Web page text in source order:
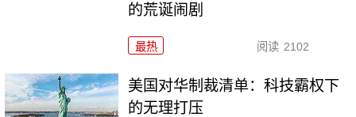
的荒诞闹剧
最热 阅读 2102
美国对华制裁清单：科技霸权下
的无理打压